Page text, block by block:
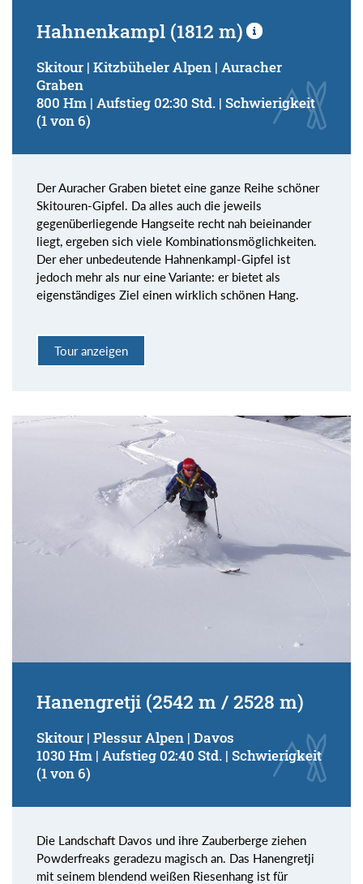
Hahnenkampl (1812 m)
Skitour | Kitzbüheler Alpen | Auracher
Graben
800 Hm | Aufstieg 02:30 Std. | Schwierigkeit
(1 von 6)
Der Auracher Graben bietet eine ganze Reihe schöner
Skitouren-Gipfel. Da alles auch die jeweils
gegenüberliegende Hangseite recht nah beieinander
liegt, ergeben sich viele Kombinationsmöglichkeiten.
Der eher unbedeutende Hahnenkampl-Gipfel ist
jedoch mehr als nur eine Variante: er bietet als
eigenständiges Ziel einen wirklich schönen Hang.
Tour anzeigen
Hanengretji (2542 m / 2528 m)
Skitour | Plessur Alpen | Davos
1030 Hm | Aufstieg 02:40 Std. | Schwierigkeit
(1 von 6)
Die Landschaft Davos und ihre Zauberberge ziehen
Powderfreaks geradezu magisch an. Das Hanengretji
mit seinem blendend weißen Riesenhang ist für